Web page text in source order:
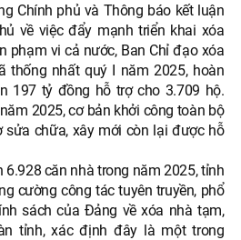
Chính phủ và Thông báo kết luận
về việc đẩy mạnh triển khai xóa
phạm vi cả nước, Ban Chỉ đạo xóa
thống nhất quý I năm 2025, hoàn
197 tỷ đồng hỗ trợ cho 3.709 hộ.
2025, cơ bản khởi công toàn bộ
sửa chữa, xây mới còn lại được hỗ
căn nhà trong năm 2025, tỉnh
cường công tác tuyên truyền, phổ
sách của Đảng về xóa nhà tạm,
tỉnh, xác định đây là một trong